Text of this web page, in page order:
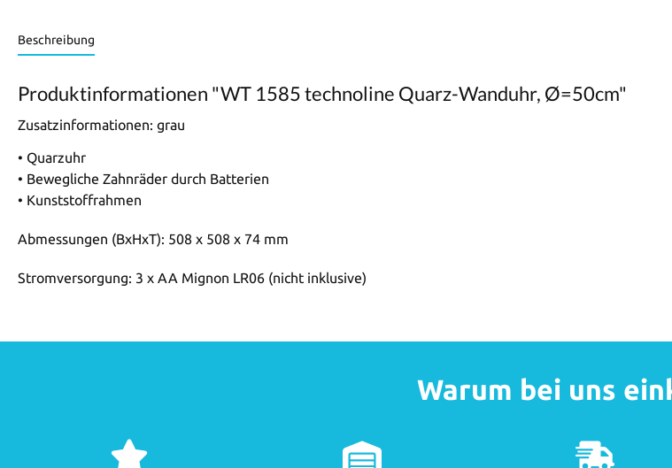
Beschreibung
Produktinformationen "WT 1585 technoline Quarz-Wanduhr, Ø=50cm"
Zusatzinformationen: grau
• Quarzuhr
• Bewegliche Zahnräder durch Batterien
• Kunststoffrahmen
Abmessungen (BxHxT): 508 x 508 x 74 mm
Stromversorgung: 3 x AA Mignon LR06 (nicht inklusive)
Warum bei uns